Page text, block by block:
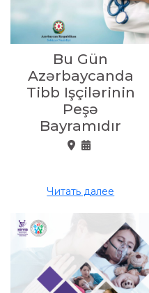
Bu Gün
Azərbaycanda
Tibb Işçilərinin
Peşə
Bayramıdır
Читать далее